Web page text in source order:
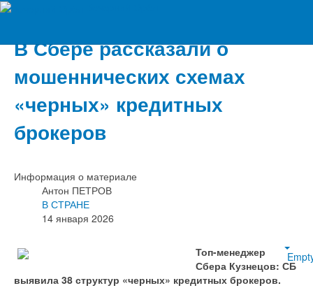
В Сбере рассказали о
мошеннических схемах
«черных» кредитных
брокеров
Информация о материале
Антон ПЕТРОВ
В СТРАНЕ
14 января 2026
Топ-менеджер
Сбера Кузнецов: СБ
выявила 38 структур «черных» кредитных брокеров.